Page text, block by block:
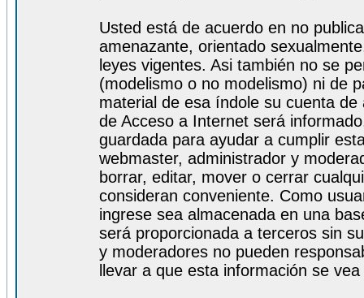
Usted está de acuerdo en no
amenazante, orientado
leyes vigentes. Asi también no se
(modelismo o no modelismo) ni de
material de esa índole su cuenta
de Acceso a Internet será
guardada para ayudar a cumplir
webmaster, administrador y
borrar, editar, mover o cerrar
consideran conveniente. Como
ingrese sea almacenada en una
será proporcionada a terceros sin
y moderadores no pueden
llevar a que esta información se